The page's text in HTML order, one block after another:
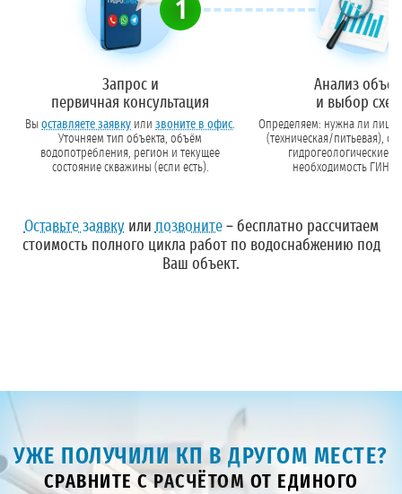
1
Запрос и
первичная консультация
Вы оставляете заявку или звоните в офис.
Уточняем тип объекта, объём
водопотребления, регион и текущее
состояние скважины (если есть).
Анализ
и выбор
Определяем: нужна ли
(техническая/питьевая),
гидрогеологические
необходимость ГИН,
Оставьте заявкуили позвоните– бесплатно рассчитаем
стоимость полного цикла работ по водоснабжению под
Ваш объект.
УЖЕ ПОЛУЧИЛИ КП В ДРУГОМ МЕСТЕ?
СРАВНИТЕ С РАСЧЁТОМ ОТ ЕДИНОГО